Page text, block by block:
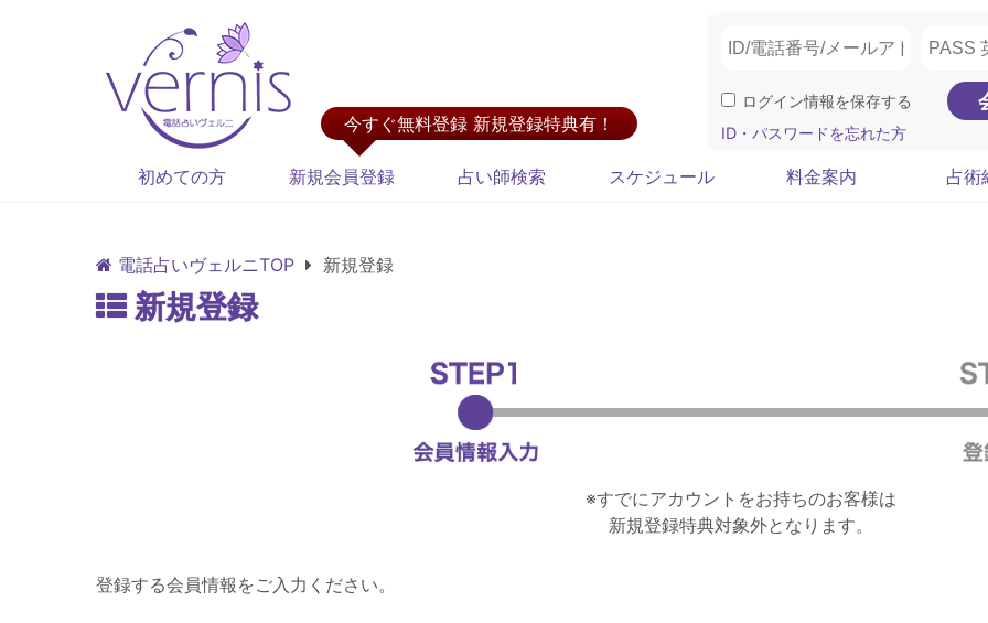
今すぐ無料登録 新規登録特典有！
ログイン情報を保存する
ID・パスワードを忘れた方
初めての方 新規会員登録 占い師検索 スケジュール 料金案内 占術
電話占いヴェルニTOP 新規登録
新規登録
※すでにアカウントをお持ちのお客様は
新規登録特典対象外となります。
登録する会員情報をご入力ください。